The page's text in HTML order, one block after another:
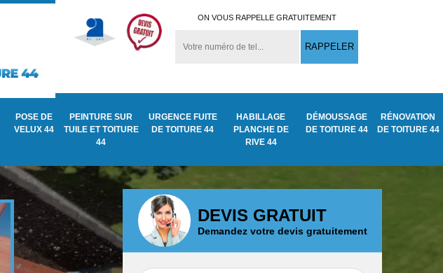
ON VOUS RAPPELLE GRATUITEMENT
POSE DE
VELUX 44
PEINTURE SUR
TUILE ET TOITURE
44
URGENCE FUITE
DE TOITURE 44
HABILLAGE
PLANCHE DE
RIVE 44
DÉMOUSSAGE
DE TOITURE 44
RÉNOVATION
DE TOITURE 44
Recherche de fuite
de toiture 44
Traitement anti
DEVIS GRATUIT
Demandez votre devis gratuitement